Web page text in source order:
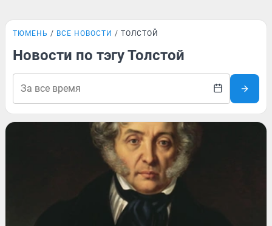
ТЮМЕНЬ ВСЕ НОВОСТИ ТОЛСТОЙ
Новости по тэгу Толстой